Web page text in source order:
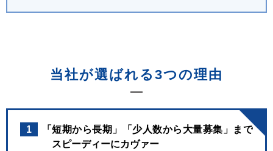
当社が選ばれる3つの理由
1
「短期から長期」「少人数から大量募集」まで
スピーディーにカヴァー